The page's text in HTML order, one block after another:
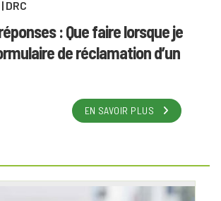
| DRC
: Que faire lorsque je
de réclamation d’un
EN SAVOIR PLUS